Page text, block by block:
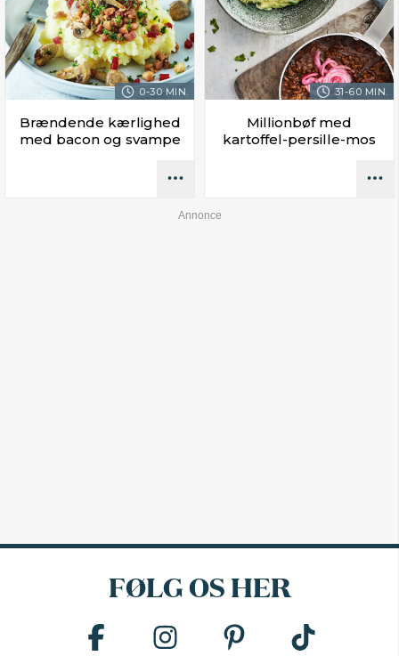
0-30 MIN.
Brændende kærlighed
med bacon og svampe
31-60 MIN.
Millionbøf med
kartoffel-persille-mos
FØLG OS HER